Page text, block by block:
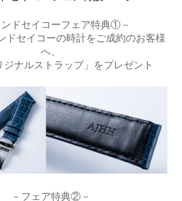
ンドセイコーフェア特典①－
ドセイコーの時計をご成約のお客様
へ、
ジナルストラップ」をプレゼント
－フェア特典②－